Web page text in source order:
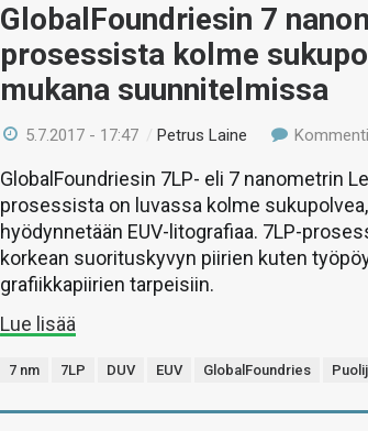
GlobalFoundriesin 7
prosessista kolme
mukana suunnitelmissa
5.7.2017 - 17:47 /Petrus Laine
GlobalFoundriesin 7LP- eli 7 nanometrin
prosessista on luvassa kolme
hyödynnetään EUV-litografiaa. 7LP-
korkean suorituskyvyn piirien kuten
grafiikkapiirien tarpeisiin.
Lue lisää
7 nm 7LP DUV EUV GlobalFoundries